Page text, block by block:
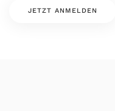
JETZT ANMELDEN